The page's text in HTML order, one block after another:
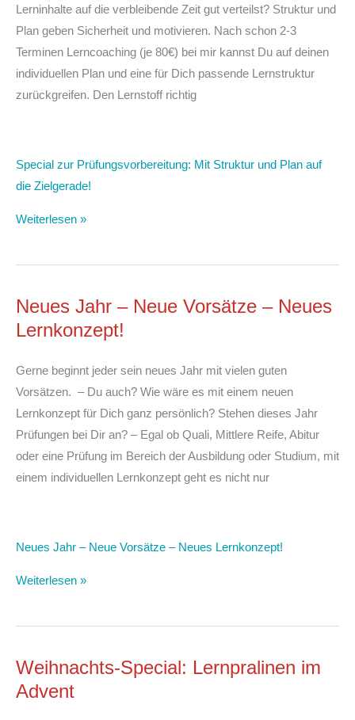
Lerninhalte auf die verbleibende Zeit gut verteilst? Struktur und
Plan geben Sicherheit und motivieren. Nach schon 2-3
Terminen Lerncoaching (je 80€) bei mir kannst Du auf deinen
individuellen Plan und eine für Dich passende Lernstruktur
zurückgreifen. Den Lernstoff richtig
Special zur Prüfungsvorbereitung: Mit Struktur und Plan auf
die Zielgerade!
Weiterlesen »
Neues Jahr – Neue Vorsätze – Neues
Lernkonzept!
Gerne beginnt jeder sein neues Jahr mit vielen guten
Vorsätzen. – Du auch? Wie wäre es mit einem neuen
Lernkonzept für Dich ganz persönlich? Stehen dieses Jahr
Prüfungen bei Dir an? – Egal ob Quali, Mittlere Reife, Abitur
oder eine Prüfung im Bereich der Ausbildung oder Studium, mit
einem individuellen Lernkonzept geht es nicht nur
Neues Jahr – Neue Vorsätze – Neues Lernkonzept!
Weiterlesen »
Weihnachts-Special: Lernpralinen im
Advent